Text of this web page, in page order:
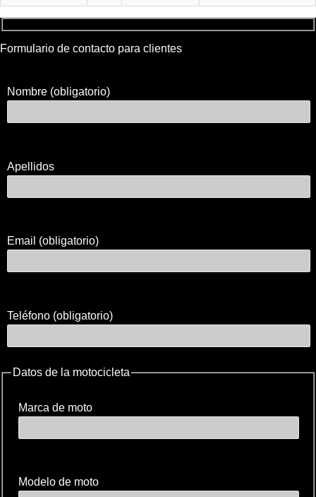
Formulario de contacto para clientes
Nombre (obligatorio)
Apellidos
Email (obligatorio)
Teléfono (obligatorio)
Datos de la motocicleta
Marca de moto
Modelo de moto